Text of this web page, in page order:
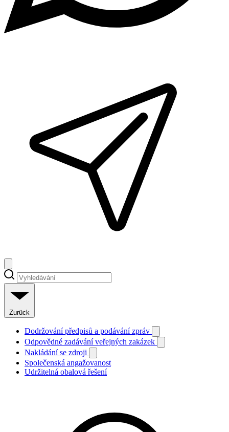
Zurück
Dodržování předpisů a podávání zpráv
Odpovědné zadávání veřejných zakázek
Nakládání se zdroji
Společenská angažovanost
Udržitelná obalová řešení